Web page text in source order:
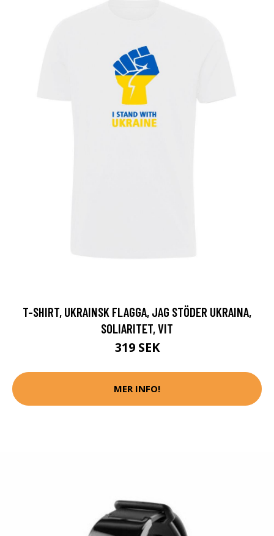
T-SHIRT, UKRAINSK FLAGGA, JAG STÖDER UKRAINA,
SOLIARITET, VIT
319 SEK
MER INFO!